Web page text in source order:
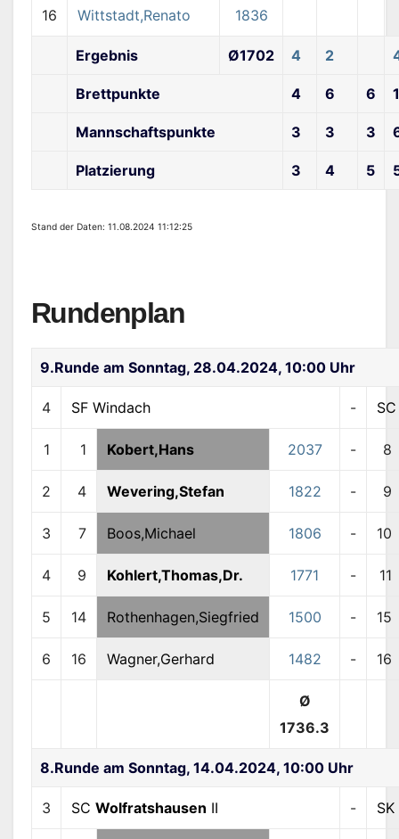
16 Wittstadt,Renato 1836
Ergebnis Ø1702 4 2
Brettpunkte 4 6 6
Mannschaftspunkte 3 3 3
Platzierung 3 4 5
Stand der Daten: 11.08.2024 11:12:25
Rundenplan
9.Runde am Sonntag, 28.04.2024, 10:00 Uhr
4 SF Windach -
1 1 Kobert,Hans 2037 - 8
2 4 Wevering,Stefan 1822 - 9
3 7 Boos,Michael 1806 - 10
4 9 Kohlert,Thomas,Dr. 1771 - 11
5 14 Rothenhagen,Siegfried 1500 - 15
6 16 Wagner,Gerhard 1482 - 16
Ø
1736.3
8.Runde am Sonntag, 14.04.2024, 10:00 Uhr
3 SC Wolfratshausen II -